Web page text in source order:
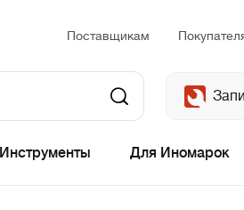
Поставщикам
Инструменты Для Иномарок